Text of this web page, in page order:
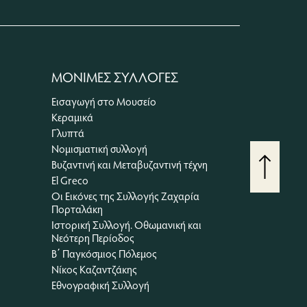
ΜΟΝΙΜΕΣ ΣΥΛΛΟΓΕΣ
Εισαγωγή στο Μουσείο
Κεραμικά
Γλυπτά
Νομισματική συλλογή
Βυζαντινή και Μεταβυζαντινή τέχνη
El Greco
Οι Εικόνες της Συλλογής Ζαχαρία
Πορταλάκη
Ιστορική Συλλογή. Οθωμανική και
Νεότερη Περίοδος
Β΄ Παγκόσμιος Πόλεμος
Νίκος Καζαντζάκης
Εθνογραφική Συλλογή